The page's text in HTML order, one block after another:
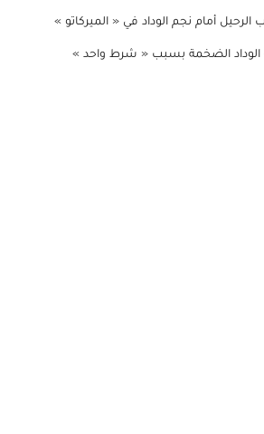
أمام نجم الوداد في « الميركاتو »
الضخمة بسبب « شرط واحد »